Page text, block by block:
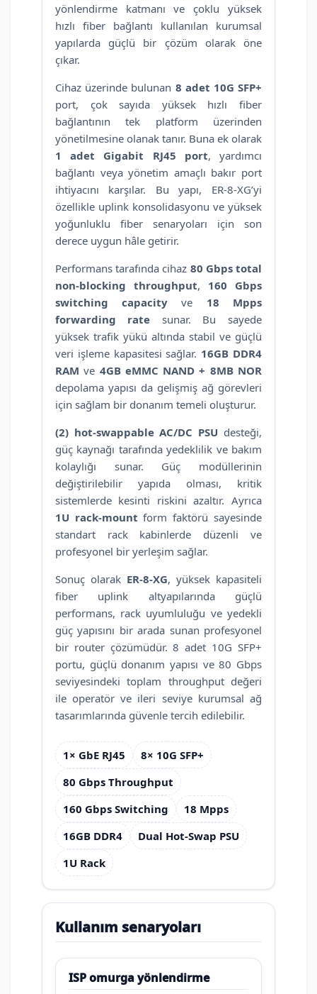
yönlendirme katmanı ve çoklu yüksek
hızlı fiber bağlantı kullanılan kurumsal
yapılarda güçlü bir çözüm olarak öne
çıkar.
Cihaz üzerinde bulunan 8 adet 10G SFP+
port, çok sayıda yüksek hızlı fiber
bağlantının tek platform üzerinden
yönetilmesine olanak tanır. Buna ek olarak
1 adet Gigabit RJ45 port, yardımcı
bağlantı veya yönetim amaçlı bakır port
ihtiyacını karşılar. Bu yapı, ER-8-XG’yi
özellikle uplink konsolidasyonu ve yüksek
yoğunluklu fiber senaryoları için son
derece uygun hâle getirir.
Performans tarafında cihaz 80 Gbps total
non-blocking throughput, 160 Gbps
switching capacity ve 18 Mpps
forwarding rate sunar. Bu sayede
yüksek trafik yükü altında stabil ve güçlü
veri işleme kapasitesi sağlar. 16GB DDR4
RAM ve 4GB eMMC NAND + 8MB NOR
depolama yapısı da gelişmiş ağ görevleri
için sağlam bir donanım temeli oluşturur.
(2) hot-swappable AC/DC PSU desteği,
güç kaynağı tarafında yedeklilik ve bakım
kolaylığı sunar. Güç modüllerinin
değiştirilebilir yapıda olması, kritik
sistemlerde kesinti riskini azaltır. Ayrıca
1U rack-mount form faktörü sayesinde
standart rack kabinlerde düzenli ve
profesyonel bir yerleşim sağlar.
Sonuç olarak ER-8-XG, yüksek kapasiteli
fiber uplink altyapılarında güçlü
performans, rack uyumluluğu ve yedekli
güç yapısını bir arada sunan profesyonel
bir router çözümüdür. 8 adet 10G SFP+
portu, güçlü donanım yapısı ve 80 Gbps
seviyesindeki toplam throughput değeri
ile operatör ve ileri seviye kurumsal ağ
tasarımlarında güvenle tercih edilebilir.
1× GbE RJ45
8× 10G SFP+
80 Gbps Throughput
160 Gbps Switching
18 Mpps
16GB DDR4
Dual Hot-Swap PSU
1U Rack
Kullanım senaryoları
ISP omurga yönlendirme